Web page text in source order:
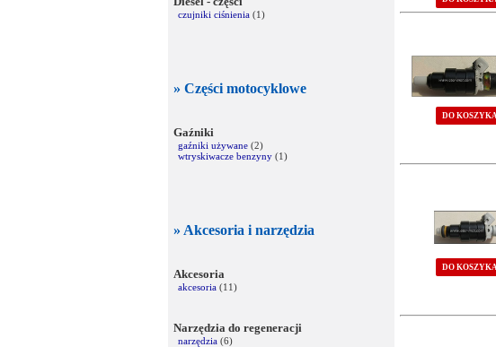
czujniki ciśnienia (1)
» Części motocyklowe
Gaźniki
gaźniki używane (2)
wtryskiwacze benzyny (1)
» Akcesoria i narzędzia
Akcesoria
akcesoria (11)
Narzędzia do regeneracji
narzędzia (6)
DO KOSZYKA
DO